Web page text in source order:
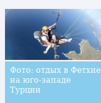
Фото: отдых в Фетхие
на юго-западе
Турции